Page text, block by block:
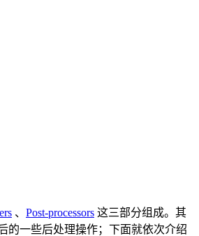
、 Post-processors 这三部分组成。其
的一些后处理操作；下面就依次介绍